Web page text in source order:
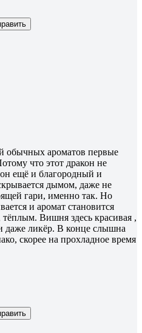
обычных ароматов первые
что этот дракон не
ещё и благородный и
дымом, даже не
гари, именно так. Но
и аромат становится
Вишня здесь красивая ,
даже ликёр. В конце слышна
скорее на прохладное время